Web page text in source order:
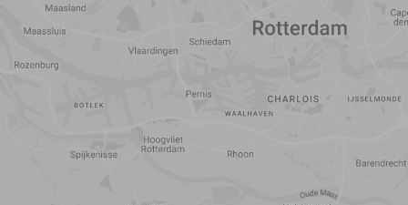
Voorzieningen